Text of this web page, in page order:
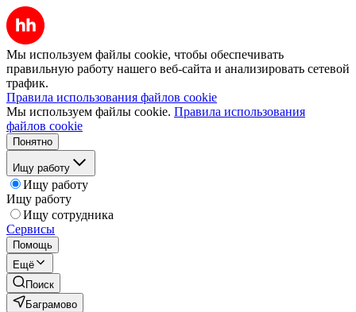
Мы используем файлы cookie, чтобы обеспечивать
правильную работу нашего веб-сайта и анализировать сетевой
трафик.
Правила использования файлов cookie
Мы используем файлы cookie. Правила использования
файлов cookie
Понятно
Ищу работу
Ищу работу
Ищу работу
Ищу сотрудника
Сервисы
Помощь
Ещё
Поиск
Баграмово